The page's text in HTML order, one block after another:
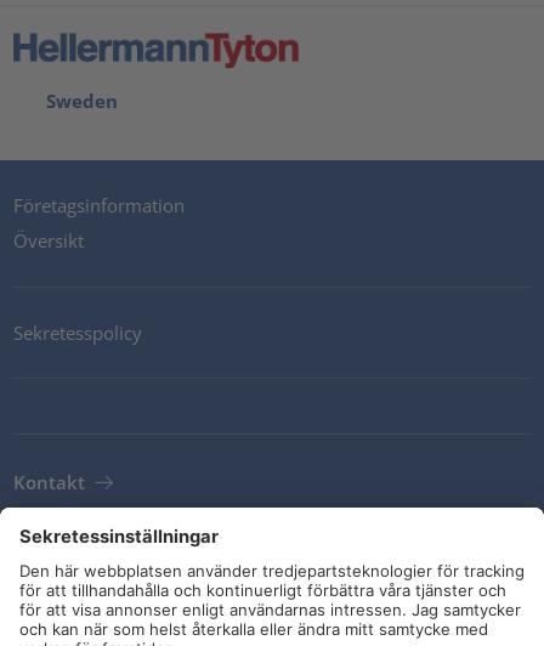
Sweden
Företagsinformation
Översikt
Sekretesspolicy
Kontakt
Leveransvillkor